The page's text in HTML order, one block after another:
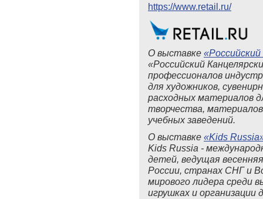
https://www.retail.ru/
О выставке
«Российский
профессионалов
для художников,
расходных материалов
творчества,
учебных заведений.
О выставке «Kids
Kids Russia -
детей, ведущая
России, странах СНГ и
мирового лидера среди
игрушках и организации